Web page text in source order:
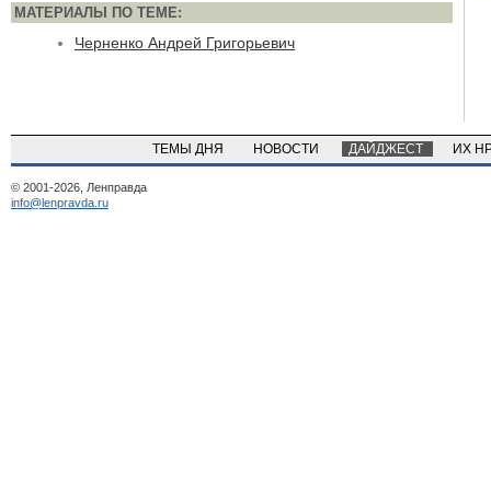
МАТЕРИАЛЫ ПО ТЕМЕ:
Черненко Андрей Григорьевич
ТЕМЫ ДНЯ НОВОСТИ ДАЙДЖЕСТ ИХ
© 2001-2026, Ленправда
info@lenpravda.ru